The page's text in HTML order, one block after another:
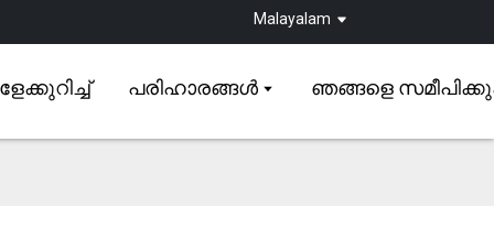
Malayalam
പരിഹാരങ്ങൾ ഞങ്ങളെ